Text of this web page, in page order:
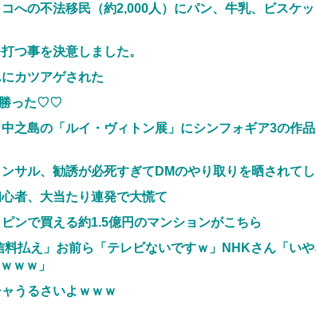
自分を批判する垢は工作垢だ」と示唆、複数の一般人
い……
のパイロットが「運び屋」に、麻薬密輸容疑で拘束…
ューバー「撮影で使うから、この高級時計も車もぜ～
アルファードいいなあ。買いに行くか」店員「ほいっ
くね？」←お前らもそう思うよな？？？？？ NEW!
亀製麺美味しかったね」俺「また来ようよ」店員「お
『こう』なったんだが俺悪くないよな？？？？？？
キャンプ 民泊施設が車のレンタル 五所川原 青森
6/30(水)第44回帝王賞(JpnI) Part6 みんなの予想
かった悲しい枠
への不法移民（約2,000人）にパン、牛乳、ビスケ
つ事を決意しました。
カツアゲされた
勝った♡♡
中之島の「ルイ・ヴィトン展」にシンフォギア3の作
サル、勧誘が必死すぎてDMのやり取りを晒されて
者、大当たり連発で大慌て
ピンで買える約1.5億円のマンションがこちら
料払え」お前ら「テレビないですｗ」NHKさん「い
ｗｗ」
うるさいよｗｗｗ